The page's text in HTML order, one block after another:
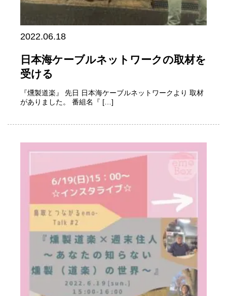
2022.06.18
日本海ケーブルネットワークの取材を
受ける
『燻製道楽』 先日 日本海ケーブルネットワークより 取材
がありました。 番組名『 […]